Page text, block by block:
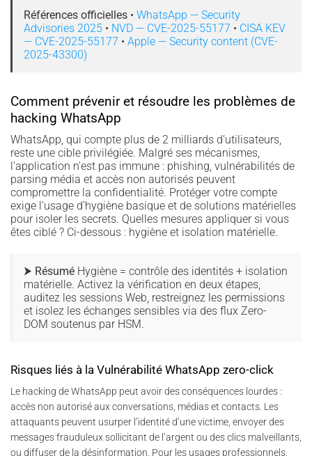
Références officielles • WhatsApp — Security
Advisories 2025 • NVD — CVE-2025-55177 • CISA KEV
— CVE-2025-55177 • Apple — Security content (CVE-
2025-43300)
Comment prévenir et résoudre les problèmes de
hacking WhatsApp
WhatsApp, qui compte plus de 2 milliards d’utilisateurs,
reste une cible privilégiée. Malgré ses mécanismes,
l’application n’est pas immune : phishing, vulnérabilités de
parsing média et accès non autorisés peuvent
compromettre la confidentialité. Protéger votre compte
exige l’usage d’hygiène basique et de solutions matérielles
pour isoler les secrets. Quelles mesures appliquer si vous
êtes ciblé ? Ci-dessous : hygiène et isolation matérielle.
⮞ Résumé Hygiène = contrôle des identités + isolation
matérielle. Activez la vérification en deux étapes,
auditez les sessions Web, restreignez les permissions
et isolez les échanges sensibles via des flux Zero-
DOM soutenus par HSM.
Risques liés à la Vulnérabilité WhatsApp zero-click
Le hacking de WhatsApp peut avoir des conséquences lourdes :
accès non autorisé aux conversations, médias et contacts. Les
attaquants peuvent usurper l’identité d’une victime, envoyer des
messages frauduleux sollicitant de l’argent ou des clics malveillants,
ou diffuser de la désinformation. Pour les usages professionnels,